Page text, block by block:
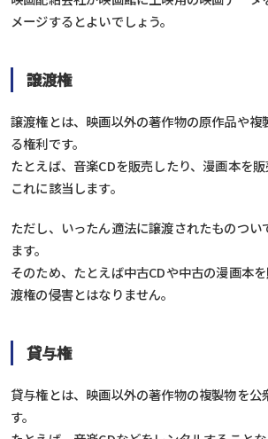
メージするとよいでしょう。
譲渡権
譲渡権とは、映画以外の著作物の原作品や複
る権利です。
たとえば、音楽CDを販売したり、漫画本を
これに該当します。
ただし、いったん適法に譲渡されたものつい
ます。
そのため、たとえば中古CDや中古の漫画本
渡権の侵害とはなりません。
貸与権
貸与権とは、映画以外の著作物の複製物を公
す。